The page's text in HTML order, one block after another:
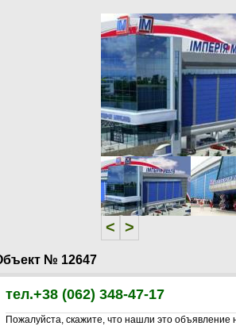
<
< >
№ 12647
тел.+38 (062) 348-47-17
Пожалуйста, скажите, что нашли это объявление